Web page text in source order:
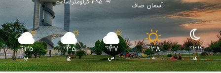
آسمان صاف 2.95 کیلومتر/ساعت
33
℃
ی
38
℃
د
37
℃
س
35
℃
چ
35
℃
پ